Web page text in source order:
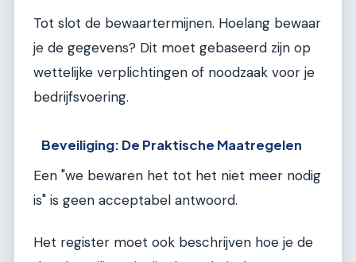
Tot slot de bewaartermijnen. Hoelang bewaar
je de gegevens? Dit moet gebaseerd zijn op
wettelijke verplichtingen of noodzaak voor je
bedrijfsvoering.
Beveiliging: De Praktische Maatregelen
Een "we bewaren het tot het niet meer nodig
is" is geen acceptabel antwoord.
Het register moet ook beschrijven hoe je de